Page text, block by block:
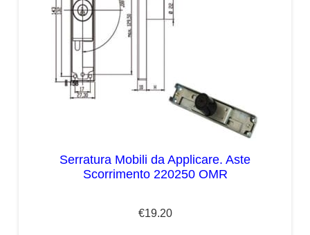
Serratura Mobili da Applicare. Aste
Scorrimento 220250 OMR
€19.20